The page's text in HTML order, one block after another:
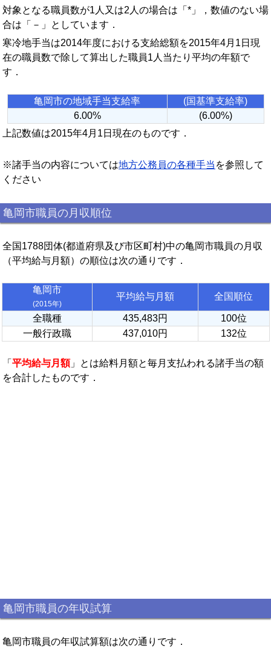
対象となる職員数が1人又は2人の場合は「*」，数値のない場
合は「－」としています．
寒冷地手当は2014年度における支給総額を2015年4月1日現
在の職員数で除して算出した職員1人当たり平均の年額で
す．
亀岡市の地域手当支給率
(国基準支給率)
6.00%
(6.00%)
上記数値は2015年4月1日現在のものです．
※諸手当の内容については地方公務員の各種手当 を参照して
ください
亀岡市職員の月収順位
全国1788団体(都道府県及び市区町村)中の亀岡市職員の月収
（平均給与月額）の順位は次の通りです．
亀岡市
(2015年)
平均給与月額 全国順位
全職種 435,483円
100位
一般行政職
437,010円 132位
「 平均給与月額」とは給料月額と毎月支払われる諸手当の額
を合計したものです．
亀岡市職員の年収試算
亀岡市職員の年収試算額は次の通りです．